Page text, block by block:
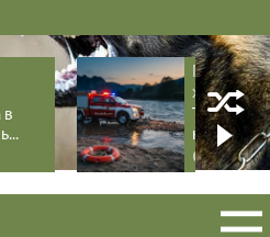
в
хроніка
Трагедія
купання